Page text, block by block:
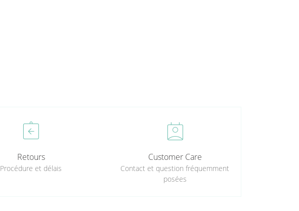
assignment_return
Retours
Procédure et délais
perm_contact_calendar
Customer Care
Contact et question fréquemment
posées